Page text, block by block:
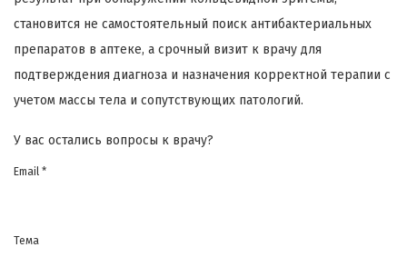
становится не самостоятельный поиск антибактериальных
препаратов в аптеке, а срочный визит к врачу для
подтверждения диагноза и назначения корректной терапии с
учетом массы тела и сопутствующих патологий.
У вас остались вопросы к врачу?
Email *
Тема